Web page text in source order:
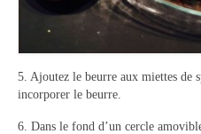
5. Ajoutez le beurre aux miettes de
incorporer le beurre.
6. Dans le fond d’un cercle